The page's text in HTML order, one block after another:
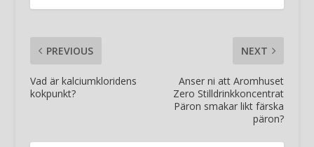
PREVIOUS
Vad är kalciumkloridens
kokpunkt?
NEXT
Anser ni att Aromhuset
Zero Stilldrinkkoncentrat
Päron smakar likt färska
päron?